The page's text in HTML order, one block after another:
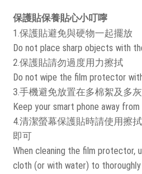
保護貼保養貼心小叮嚀
1.保護貼避免與硬物一起擺放
Do not place sharp objects with
2.保護貼請勿過度用力擦拭
Do not wipe the film protector
3.手機避免放置在多棉絮及多
Keep your smart phone away
4.清潔螢幕保護貼時請使用擦
即可
When cleaning the film protector,
cloth (or with water) to